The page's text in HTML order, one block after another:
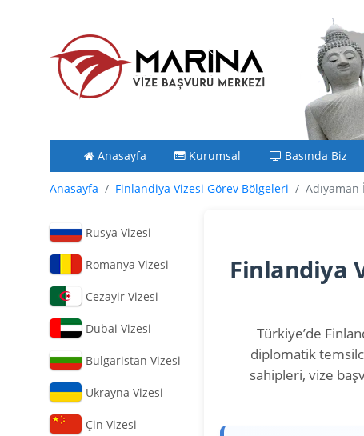
Anasayfa Kurumsal Basında Biz
Anasayfa Finlandiya Vizesi Görev Bölgeleri
Rusya Vizesi
Romanya Vizesi
Cezayir Vizesi
Dubai Vizesi
Bulgaristan Vizesi
Ukrayna Vizesi
Çin Vizesi
Finlandiya
Türkiye’de
diplomatik
sahipleri, vize